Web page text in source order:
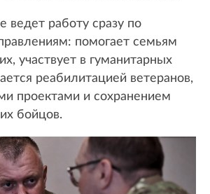
ведет работу сразу по
помогает семьям
участвует в гуманитарных
реабилитацией ветеранов,
проектами и сохранением
бойцов.